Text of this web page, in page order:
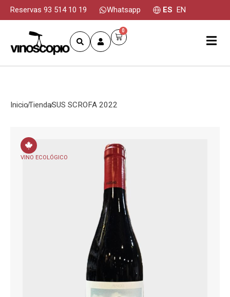
Reservas 93 514 10 19 Whatsapp ES EN
0
InicioTiendaSUS SCROFA 2022
VINO ECOLÓGICO